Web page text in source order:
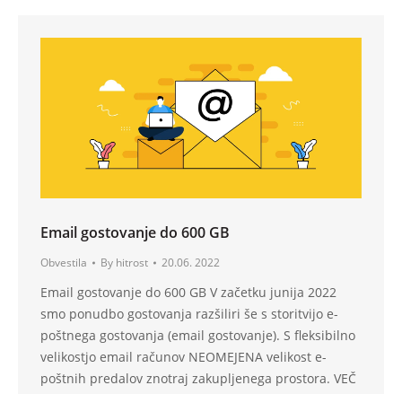
Email gostovanje do 600 GB
Obvestila By hitrost 20.06. 2022
Email gostovanje do 600 GB V začetku junija 2022
smo ponudbo gostovanja razšiliri še s storitvijo e-
poštnega gostovanja (email gostovanje). S fleksibilno
velikostjo email računov NEOMEJENA velikost e-
poštnih predalov znotraj zakupljenega prostora. VEČ